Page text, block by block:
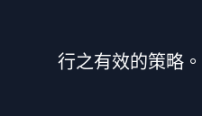
行之有效的策略。